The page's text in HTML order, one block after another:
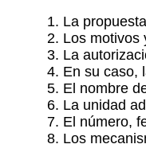
1. La
2. Los motivos
3. La
4. En su caso,
5. El nombre
6. La unidad
7. El número,
8. Los